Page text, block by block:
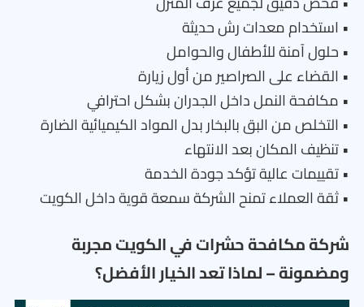
• استخدام معدات رش حديثة
• حلول آمنة للأطفال والحوامل
• القضاء على الصراصير من أول زيارة
• مكافحة النمل داخل الجدران بشكل احترافي
• التخلص من البق بالبخار بدل المواد الكيميائية الضارة
• تنظيف المكان بعد الانتهاء
• تقييمات عالية تؤكد جودة الخدمة
• ثقة العملاء تمنح الشركة سمعة قوية داخل الكويت
شركة مكافحة حشرات في الكويت مجربة
ومضمونة – لماذا تعد الخيار الأفضل؟